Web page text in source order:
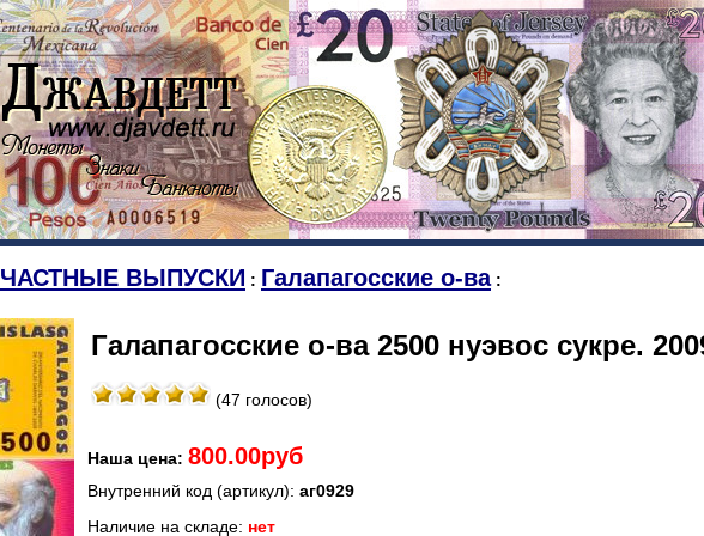
ЧАСТНЫЕ ВЫПУСКИ : Галапагосские о-ва:
Галапагосские о-ва 2500 нуэвос сукре.
(47 голосов)
Наша цена: 800.00руб
Внутренний код (артикул): аг0929
Наличие на складе: нет